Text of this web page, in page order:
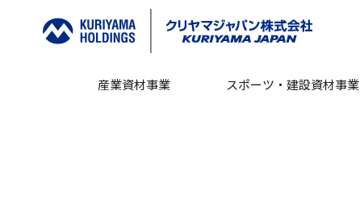
産業資材事業 スポーツ・建設資材事業